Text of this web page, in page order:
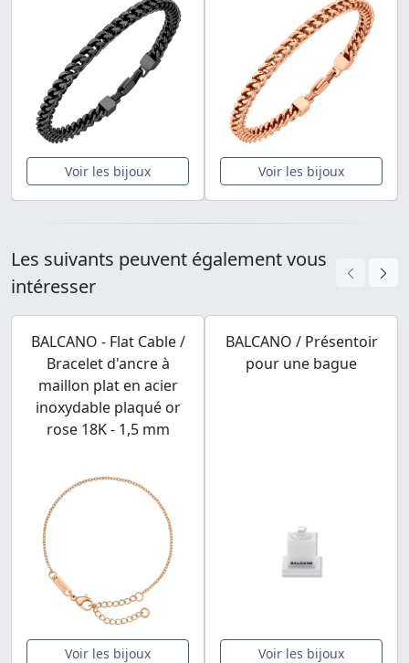
Voir les bijoux Voir les bijoux
Les suivants peuvent également vous
intéresser
BALCANO - Flat Cable /
Bracelet d'ancre à
maillon plat en acier
inoxydable plaqué or
rose 18K - 1,5 mm
Voir les bijoux
BALCANO / Présentoir
pour une bague
Voir les bijoux